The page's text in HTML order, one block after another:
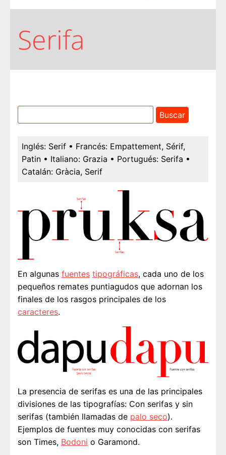
Serifa
Inglés: Serif • Francés: Empattement, Sérif,
Patin • Italiano: Grazia • Portugués: Serifa •
Catalán: Gràcia, Serif
En algunas fuentes tipográficas, cada uno de los
pequeños remates puntiagudos que adornan los
finales de los rasgos principales de los
caracteres.
La presencia de serifas es una de las principales
divisiones de las tipografías: Con serifas y sin
serifas (también llamadas de palo seco).
Ejemplos de fuentes muy conocidas con serifas
son Times, Bodoni o Garamond.